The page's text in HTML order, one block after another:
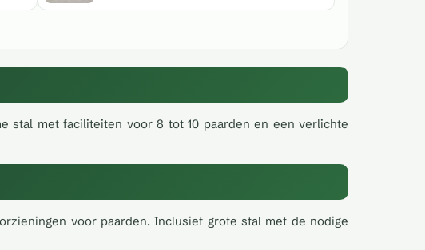
stal met faciliteiten voor 8 tot 10 paarden en een verlichte
voor paarden. Inclusief grote stal met de nodige